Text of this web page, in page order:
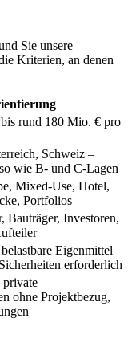
Sie unsere
Kriterien, an denen
rund 180 Mio. € pro
Schweiz –
wie B- und C-Lagen
Mixed-Use, Hotel,
Portfolios
Bauträger, Investoren,
Eigenmittel
erforderlich
ohne Projektbezug,